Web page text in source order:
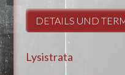
DETAILS UND
Lysistrata